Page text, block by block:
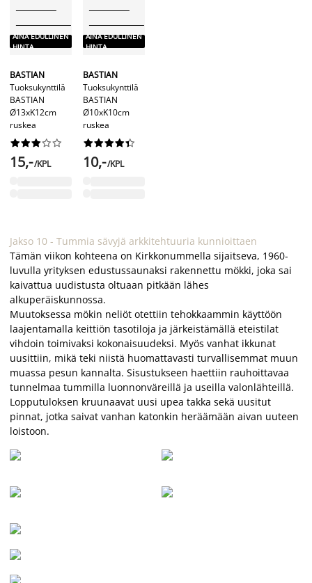
AINA EDULLINEN
HINTA
BASTIAN
Tuoksukynttilä
BASTIAN
Ø13xK12cm
ruskea






15,-/KPL
AINA EDULLINEN
HINTA
BASTIAN
Tuoksukynttilä
BASTIAN
Ø10xK10cm
ruskea






10,-/KPL
Jakso 10 - Tummia sävyjä arkkitehtuuria kunnioittaen
Tämän viikon kohteena on Kirkkonummella sijaitseva, 1960-
luvulla yrityksen edustussaunaksi rakennettu mökki, joka sai
kaivattua uudistusta oltuaan pitkään lähes
alkuperäiskunnossa.
Muutoksessa mökin neliöt otettiin tehokkaammin käyttöön
laajentamalla keittiön tasotiloja ja järkeistämällä eteistilat
vihdoin toimivaksi kokonaisuudeksi. Myös vanhat ikkunat
uusittiin, mikä teki niistä huomattavasti turvallisemmat muun
muassa pesun kannalta. Sisustukseen haettiin rauhoittavaa
tunnelmaa tummilla luonnonväreillä ja useilla valonlähteillä.
Lopputuloksen kruunaavat uusi upea takka sekä uusitut
pinnat, jotka saivat vanhan katonkin heräämään aivan uuteen
loistoon.